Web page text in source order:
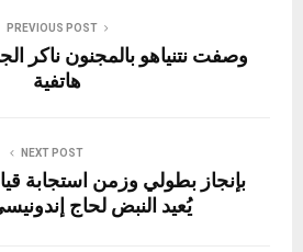
PREVIOUS POST
وصفت نتنياهو بالمجنون ناكر
هاتفية
NEXT POST
بإنجاز بطولي وزمن استجابة
يُعيد النبض لحاج